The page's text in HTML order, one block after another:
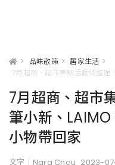
> 品味散策 > 居家生活 >
7月超商、超市
筆小新、
小物帶回家
文字｜Nara Chou 2023-